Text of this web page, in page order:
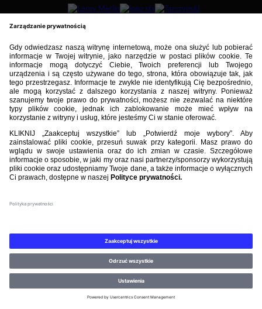
Nasi partnerzy
©PZPN WSZELKIE PRAWA ZASTRZEŻONE.REGULAMIN.